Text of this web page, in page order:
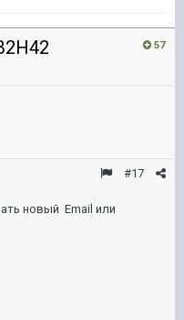
57
#17
новый Email или